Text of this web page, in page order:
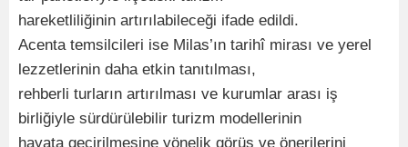
hareketliliğinin artırılabileceği ifade edildi.
Acenta temsilcileri ise Milas’ın tarihî mirası ve yerel
lezzetlerinin daha etkin tanıtılması,
rehberli turların artırılması ve kurumlar arası iş
birliğiyle sürdürülebilir turizm modellerinin
hayata geçirilmesine yönelik görüş ve önerilerini